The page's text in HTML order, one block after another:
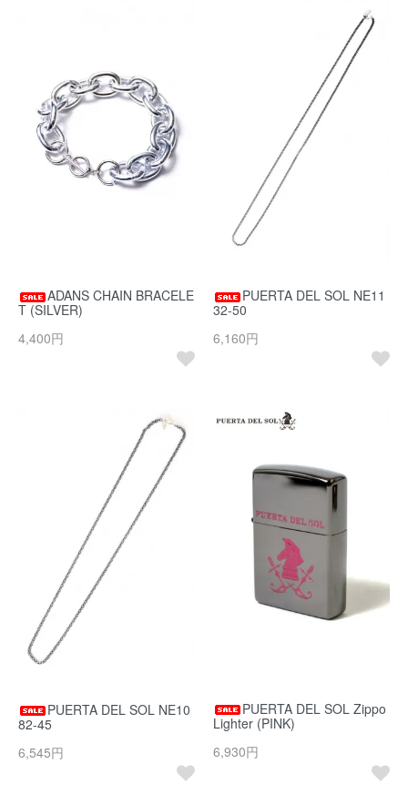
ADANS CHAIN BRACELE
T (SILVER)
4,400円
PUERTA DEL SOL NE11
32-50
6,160円
PUERTA DEL SOL NE10
82-45
6,545円
PUERTA DEL SOL Zippo
Lighter (PINK)
6,930円